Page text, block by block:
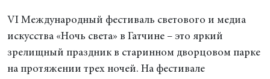
VI Международный фестиваль светового и медиа
искусства «Ночь света» в Гатчине – это яркий
зрелищный праздник в старинном дворцовом парке
на протяжении трех ночей. На фестивале